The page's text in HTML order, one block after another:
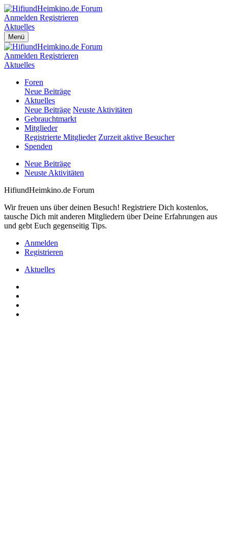
Anmelden Registrieren
Aktuelles
Menü
Anmelden Registrieren
Aktuelles
Foren
Neue Beiträge
Aktuelles
Neue Beiträge Neuste Aktivitäten
Gebrauchtmarkt
Mitglieder
Registrierte Mitglieder Zurzeit aktive Besucher
Spenden
Neue Beiträge
Neuste Aktivitäten
HifiundHeimkino.de Forum
Wir freuen uns über deinen Besuch! Registriere Dich kostenlos,
tausche Dich mit anderen Mitgliedern über Deine Erfahrungen aus
und gebt Euch gegenseitig Tips.
Anmelden
Registrieren
Aktuelles